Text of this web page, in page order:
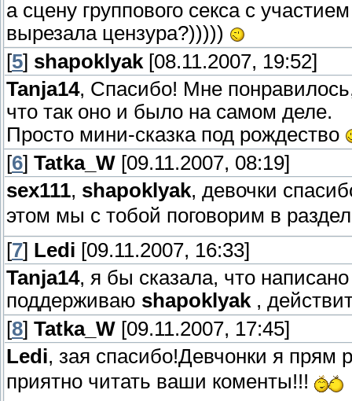
а сцену группового секса с
вырезала цензура?)))))
[5] shapoklyak [08.11.2007, 19:52]
Tanja14, Спасибо! Мне
что так оно и было на самом деле.
Просто мини-сказка под рождество
[6] Tatka_W [09.11.2007, 08:19]
sex111, shapoklyak, девочки
этом мы с тобой поговорим в
[7] Ledi [09.11.2007, 16:33]
Tanja14, я бы сказала, что
поддерживаю shapoklyak ,
[8] Tatka_W [09.11.2007, 17:45]
Ledi, зая спасибо!Девчонки я прям
приятно читать ваши коменты!!!